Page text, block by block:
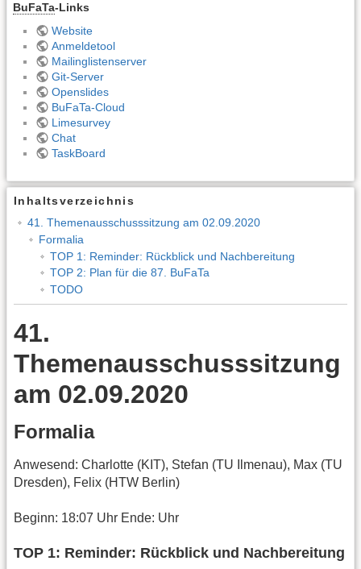
BuFaTa-Links
Website
Anmeldetool
Mailinglistenserver
Git-Server
Openslides
BuFaTa-Cloud
Limesurvey
Chat
TaskBoard
Inhaltsverzeichnis
41. Themenausschusssitzung am 02.09.2020
Formalia
TOP 1: Reminder: Rückblick und Nachbereitung
TOP 2: Plan für die 87. BuFaTa
TODO
41.
Themenausschusssitzung
am 02.09.2020
Formalia
Anwesend: Charlotte (KIT), Stefan (TU Ilmenau), Max (TU
Dresden), Felix (HTW Berlin)
Beginn: 18:07 Uhr Ende: Uhr
TOP 1: Reminder: Rückblick und Nachbereitung